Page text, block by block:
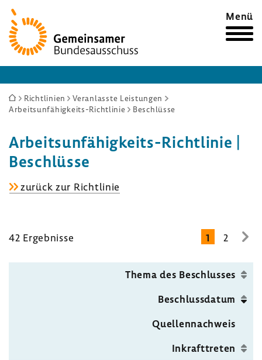
Zur
Startseite
Menü
Sie
sind
Richtlinien
Veranlasste Leistungen
Arbeitsunfähigkeits-Richtlinie
Beschlüsse
Arbeitsunfähigkeits-​Richtlinie |
Beschlüsse
zurück zur Richt­linie
42 Ergeb­nisse 1 2
zur
Thema des Beschlusses
Beschluss­datum
Quel­len­nach­weis
Inkraft­treten